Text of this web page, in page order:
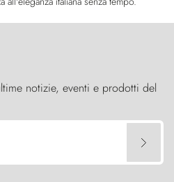
notizie, eventi e prodotti del